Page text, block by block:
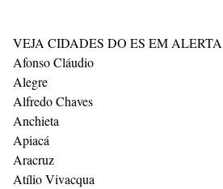
VEJA CIDADES DO ES EM ALERTA
Afonso Cláudio
Alegre
Alfredo Chaves
Anchieta
Apiacá
Aracruz
Atílio Vivacqua